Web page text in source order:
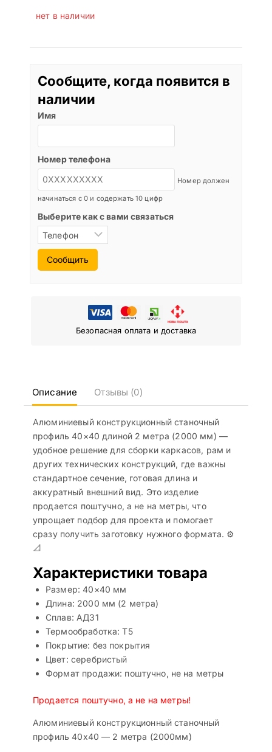
нет в наличии
Сообщите, когда появится в
наличии
Имя
Номер телефона
Номер должен
начинаться с 0 и содержать 10 цифр
Выберите как с вами связаться
Сообщить
Безопасная оплата и доставка
Описание Отзывы (0)
Алюминиевый конструкционный станочный
профиль 40×40 длиной 2 метра (2000 мм) —
удобное решение для сборки каркасов, рам и
других технических конструкций, где важны
стандартное сечение, готовая длина и
аккуратный внешний вид. Это изделие
продается поштучно, а не на метры, что
упрощает подбор для проекта и помогает
сразу получить заготовку нужного формата. ⚙️
📐
Характеристики товара
Размер: 40×40 мм
Длина: 2000 мм (2 метра)
Сплав: АД31
Термообработка: Т5
Покрытие: без покрытия
Цвет: серебристый
Формат продажи: поштучно, не на метры
Продается поштучно, а не на метры!
Алюминиевый конструкционный станочный
профиль 40х40 — 2 метра (2000мм)